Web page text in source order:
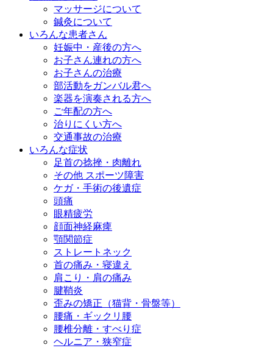
マッサージについて
鍼灸について
いろんな患者さん
妊娠中・産後の方へ
お子さん連れの方へ
お子さんの治療
部活動をガンバル君へ
楽器を演奏される方へ
ご年配の方へ
治りにくい方へ
交通事故の治療
いろんな症状
足首の捻挫・肉離れ
その他 スポーツ障害
ケガ・手術の後遺症
頭痛
眼精疲労
顔面神経麻痺
顎関節症
ストレートネック
首の痛み・寝違え
肩こり・肩の痛み
腱鞘炎
歪みの矯正（猫背・骨盤等）
腰痛・ギックリ腰
腰椎分離・すべり症
ヘルニア・狭窄症